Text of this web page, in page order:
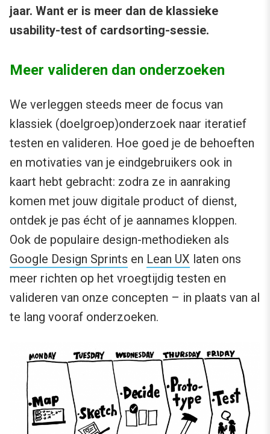
jaar. Want er is meer dan de klassieke
usability-test of cardsorting-sessie.
Meer valideren dan onderzoeken
We verleggen steeds meer de focus van
klassiek (doelgroep)onderzoek naar iteratief
testen en valideren. Hoe goed je de behoeften
en motivaties van je eindgebruikers ook in
kaart hebt gebracht: zodra ze in aanraking
komen met jouw digitale product of dienst,
ontdek je pas écht of je aannames kloppen.
Ook de populaire design-methodieken als
Google Design Sprints en Lean UX laten ons
meer richten op het vroegtijdig testen en
valideren van onze concepten – in plaats van al
te lang vooraf onderzoeken.